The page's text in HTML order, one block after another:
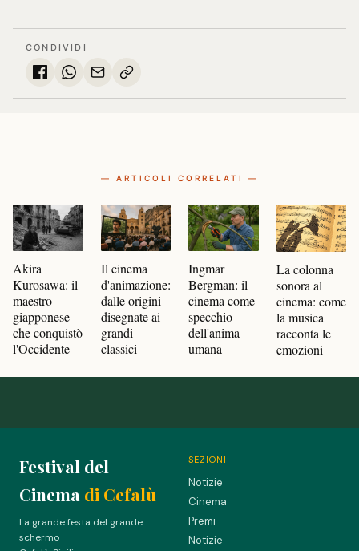
CONDIVIDI
— ARTICOLI CORRELATI —
Akira
Kurosawa: il
maestro
giapponese
che conquistò
l'Occidente
Il cinema
d'animazione:
dalle origini
disegnate ai
grandi
classici
Ingmar
Bergman: il
cinema come
specchio
dell'anima
umana
La colonna
sonora al
cinema: come
la musica
racconta le
emozioni
Festival del
Cinema di Cefalù
La grande festa del grande
schermo
SEZIONI
Notizie
Cinema
Premi
Notizie